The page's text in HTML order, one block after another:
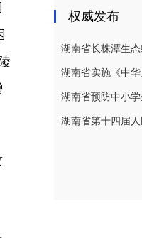
权威发布
湖南省长株潭生
湖南省预防中小